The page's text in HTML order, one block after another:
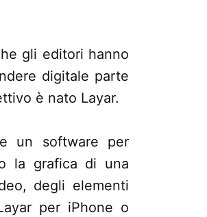
gli editori hanno
digitale parte
è nato Layar.
un software per
la grafica di una
degli elementi
per iPhone o